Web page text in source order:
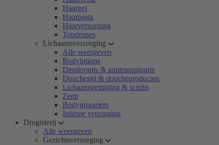
Haargel
Haarpasta
Haarverzorging
Tondeuses
Lichaamsverzorging
Alle weergeven
Bodylotions
Deodorants & antitranspirants
Douchegel & doucheproducten
Lichaamsreiniging & scrubs
Zeep
Bodygroomers
Intieme verzorging
Drogisterij
Alle weergeven
Gezichtsverzorging